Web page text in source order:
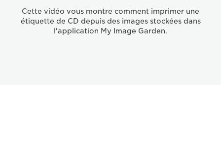
Cette vidéo vous montre comment imprimer une
étiquette de CD depuis des images stockées dans
l'application My Image Garden.